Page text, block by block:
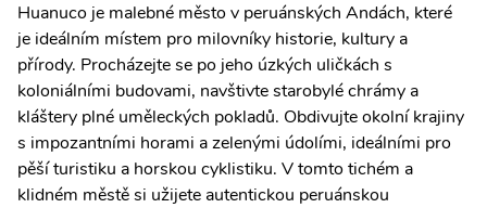
Huanuco je malebné město v peruánských Andách, které
je ideálním místem pro milovníky historie, kultury a
přírody. Procházejte se po jeho úzkých uličkách s
koloniálními budovami, navštivte starobylé chrámy a
kláštery plné uměleckých pokladů. Obdivujte okolní krajiny
s impozantními horami a zelenými údolími, ideálními pro
pěší turistiku a horskou cyklistiku. V tomto tichém a
klidném městě si užijete autentickou peruánskou